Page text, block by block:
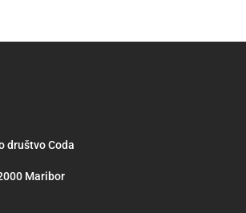
društvo Coda
Maribor